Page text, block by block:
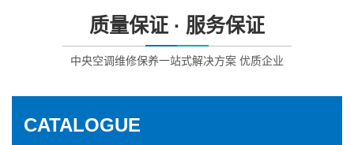
质量保证 · 服务保证
中央空调维修保养一站式解决方案 优质企业
CATALOGUE